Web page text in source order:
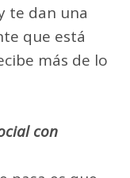
te dan una
que está
más de lo
con